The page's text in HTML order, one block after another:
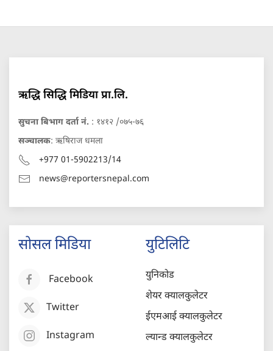
ऋद्धि सिद्धि मिडिया प्रा.लि.
सुचना बिभाग दर्ता नं. : १४१२ /०७५-७६
सञ्चालक: ऋषिराज धमला
+977 01-5902213/14
news@reportersnepal.com
सोसल मिडिया
Facebook
Twitter
Instagram
युटिलिटि
युनिकोड
शेयर क्यालकुलेटर
ईएमआई क्यालकुलेटर
ल्यान्ड क्यालकुलेटर